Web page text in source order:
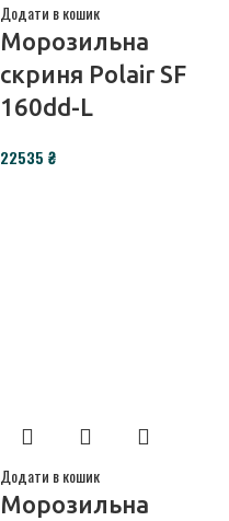
Додати в кошик
Морозильна
скриня Polair SF
160dd-L
22535 ₴
Додати в кошик
Морозильна